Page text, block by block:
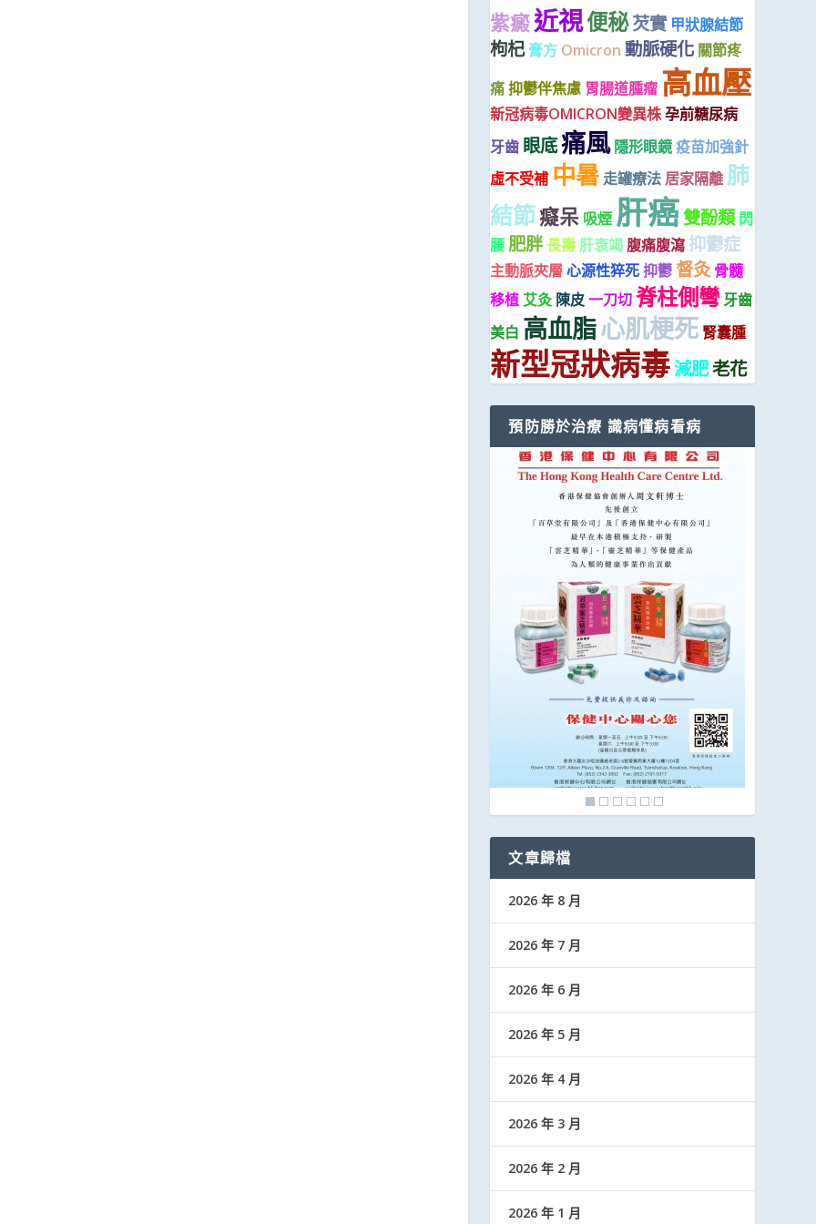
紫癜近視便秘芡實 甲狀腺結節
枸杞 膏方 Omicron 動脈硬化 關節疼
痛抑鬱伴焦慮 胃腸道腫瘤 高血壓
新冠病毒OMICRON變異株孕前糖尿病
牙齒 眼底痛風 隱形眼鏡疫苗加強針
虛不受補 中暑 走罐療法 居家隔離 肺
結節癡呆 吸煙 肝癌雙酚類 閃
腰 肥胖長壽 肝衰竭 腹痛腹瀉 抑鬱症
主動脈夾層 心源性猝死抑鬱 督灸 骨髓
移植 艾灸 陳皮一刀切脊柱側彎牙齒
美白 高血脂心肌梗死 腎囊腫
新型冠狀病毒減肥老花
預防勝於治療 識病懂病看病
文章歸檔
2026 年 8 月
2026 年 7 月
2026 年 6 月
2026 年 5 月
2026 年 4 月
2026 年 3 月
2026 年 2 月
2026 年 1 月